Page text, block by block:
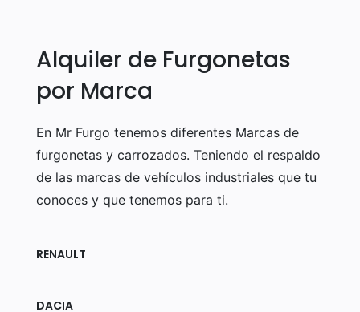
Alquiler de Furgonetas
por Marca
En Mr Furgo tenemos diferentes Marcas de
furgonetas y carrozados. Teniendo el respaldo
de las marcas de vehículos industriales que tu
conoces y que tenemos para ti.
RENAULT
DACIA